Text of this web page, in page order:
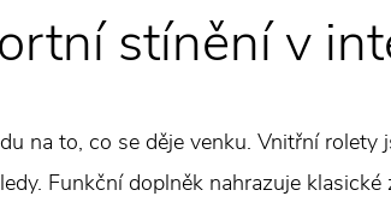
stínění v
na to, co se děje venku. Vnitřní rolety
Funkční doplněk nahrazuje